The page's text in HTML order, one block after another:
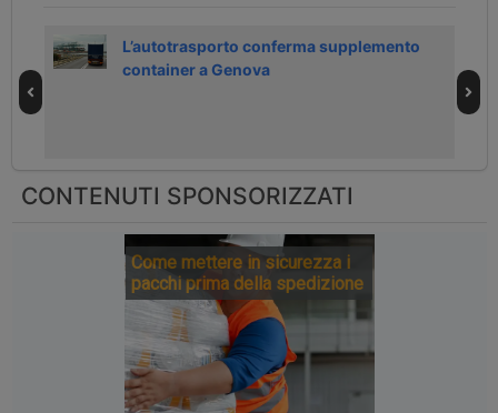
L’autotrasporto conferma supplemento
container a Genova
CONTENUTI SPONSORIZZATI
Come mettere in sicurezza i
pacchi prima della spedizione